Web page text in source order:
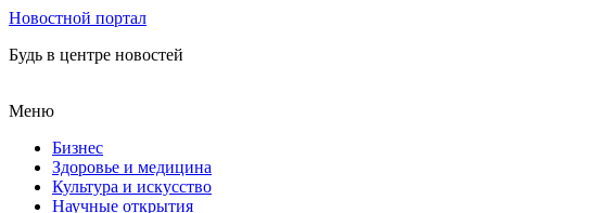
Новостной портал
Будь в центре новостей
Меню
Бизнес
Здоровье и медицина
Культура и искусство
Научные открытия